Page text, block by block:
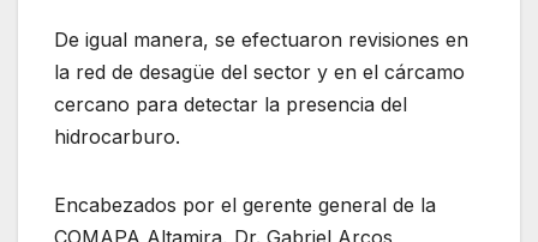
De igual manera, se efectuaron revisiones en
la red de desagüe del sector y en el cárcamo
cercano para detectar la presencia del
hidrocarburo.
Encabezados por el gerente general de la
COMAPA Altamira, Dr. Gabriel Arcos